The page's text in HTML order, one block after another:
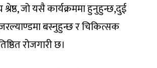
श्रेष्ठ, जो यसै कार्यक्रममा हुनुहुन्छ,दुई
बस्नुहुन्छ र चिकित्सक
रोजगारी छ।